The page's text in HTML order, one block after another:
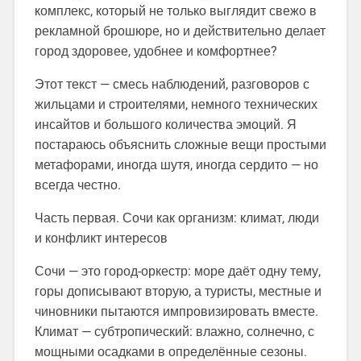
комплекс, который не только выглядит свежо в
рекламной брошюре, но и действительно делает
город здоровее, удобнее и комфортнее?
Этот текст — смесь наблюдений, разговоров с
жильцами и строителями, немного технических
инсайтов и большого количества эмоций. Я
постараюсь объяснить сложные вещи простыми
метафорами, иногда шутя, иногда сердито — но
всегда честно.
Часть первая. Сочи как организм: климат, люди
и конфликт интересов
Сочи — это город-оркестр: море даёт одну тему,
горы дописывают вторую, а туристы, местные и
чиновники пытаются импровизировать вместе.
Климат — субтропический: влажно, солнечно, с
мощными осадками в определённые сезоны.